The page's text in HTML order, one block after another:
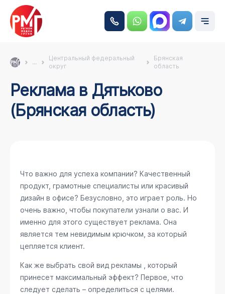
...
Центральный федеральный
округ
Брянская
область
Реклама в Дятьково
(Брянская область)
Что важно для успеха компании? Качественный
продукт, грамотные специалисты или красивый
дизайн в офисе? Безусловно, это играет роль. Но
очень важно, чтобы покупатели узнали о вас. И
именно для этого существует реклама. Она
является тем невидимым крючком, за который
цепляется клиент.
Как же выбрать свой вид рекламы , который
принесет максимальный эффект? Первое, что
следует сделать – определиться с целями.